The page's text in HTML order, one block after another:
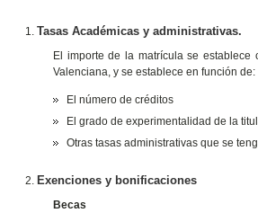
Tasas Académicas y administrativas.
El importe de la matrícula se establece
Valenciana, y se establece en función de:
El número de créditos
El grado de experimentalidad de la
Otras tasas administrativas que se
Exenciones y bonificaciones
Becas